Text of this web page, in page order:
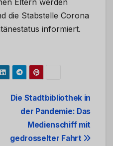
Eltern werden
die Stabstelle Corona
informiert.
Die Stadtbibliothek in
der Pandemie: Das
Medienschiff mit
gedrosselter Fahrt